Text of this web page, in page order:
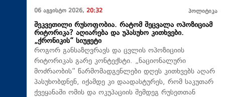
06 აგვისტო 2026, 20:32 პოლიტიკა
შეკვეთილი რუსოფობია. რატომ შეცვალა ოპოზიციამ
რიტორიკა? აღიარება და უპასუხო კითხვები.
„ქრონიკის“ სიუჟეტი
როგორ განსაზღვრავს და ცვლის ოპოზიციის
რიტორიკას გარე კონტექსტი. „ნაციონალური
მოძრაობის“ წარმომადგენლები დღეს კითხვებს აღარ
პასუხობდნენ, იქამდე კი დაადასტურეს, რომ საკუთარ
ქვეყანაში ომის და ოკუპაციის შემდეგ რუსეთთან